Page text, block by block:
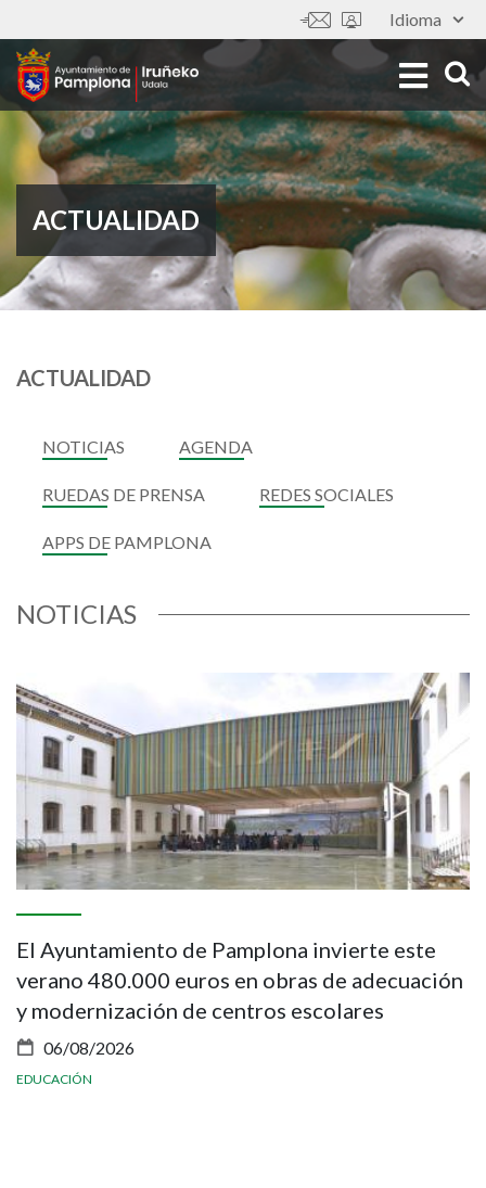
al
contenido
principal
Idioma
Tools
ACTUALIDAD
ACTUALIDAD
NOTICIAS AGENDA
RUEDAS DE PRENSA REDES SOCIALES
APPS DE PAMPLONA
NOTICIAS
Imagen
El Ayuntamiento de Pamplona invierte este
verano 480.000 euros en obras de adecuación
y modernización de centros escolares
06/08/2026
EDUCACIÓN